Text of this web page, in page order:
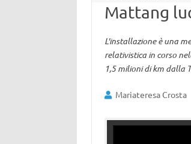
Mattang
L'installazione è una
relativistica in corso
1,5 milioni di km dalla
Mariateresa Crosta